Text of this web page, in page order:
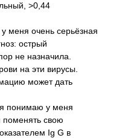
>0,44
меня очень серьёзная
острый
не назначила.
на эти вирусы.
может дать
я понимаю у меня
поменять свою
Ig G в